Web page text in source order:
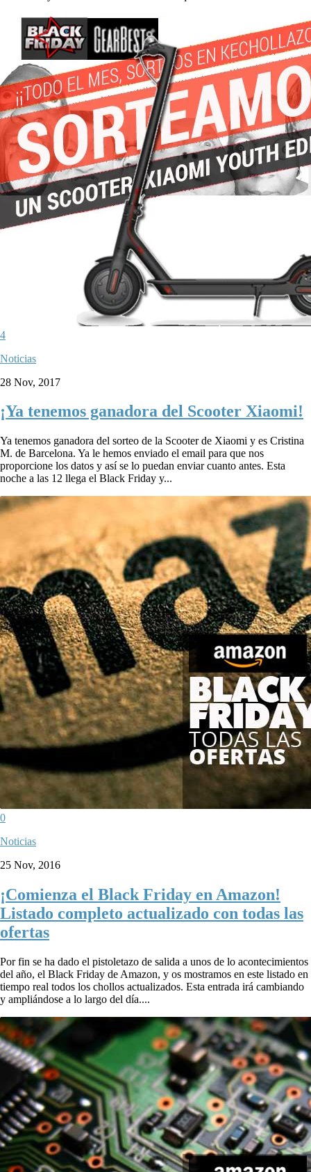
4
Noticias
28 Nov, 2017
¡Ya tenemos ganadora del Scooter Xiaomi!
Ya tenemos ganadora del sorteo de la Scooter de Xiaomi y es Cristina
M. de Barcelona. Ya le hemos enviado el email para que nos
proporcione los datos y así se lo puedan enviar cuanto antes. Esta
noche a las 12 llega el Black Friday y...
0
Noticias
25 Nov, 2016
¡Comienza el Black Friday en Amazon!
Listado completo actualizado con todas las
ofertas
Por fin se ha dado el pistoletazo de salida a unos de lo acontecimientos
del año, el Black Friday de Amazon, y os mostramos en este listado en
tiempo real todos los chollos actualizados. Esta entrada irá cambiando
y ampliándose a lo largo del día....